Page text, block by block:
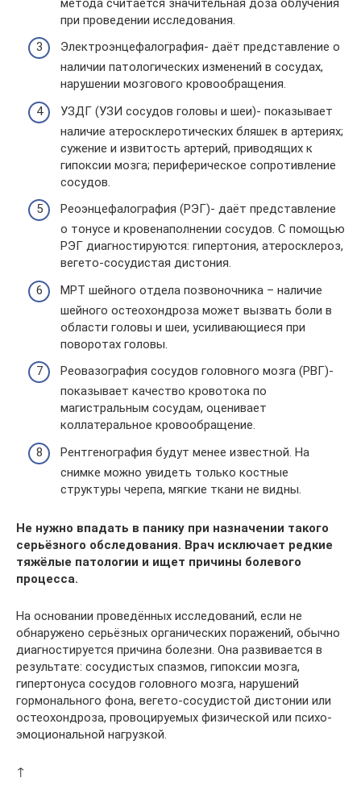
при проведении исследования.
Электроэнцефалография- даёт представление о
наличии патологических изменений в сосудах,
нарушении мозгового кровообращения.
УЗДГ (УЗИ сосудов головы и шеи)- показывает
наличие атеросклеротических бляшек в артериях;
сужение и извитость артерий, приводящих к
гипоксии мозга; периферическое сопротивление
сосудов.
Реоэнцефалография (РЭГ)- даёт представление
о тонусе и кровенаполнении сосудов. С помощью
РЭГ диагностируются: гипертония, атеросклероз,
вегето-сосудистая дистония.
МРТ шейного отдела позвоночника – наличие
шейного остеохондроза может вызвать боли в
области головы и шеи, усиливающиеся при
поворотах головы.
Реовазография сосудов головного мозга (РВГ)-
показывает качество кровотока по
магистральным сосудам, оценивает
коллатеральное кровообращение.
Рентгенография будут менее известной. На
снимке можно увидеть только костные
структуры черепа, мягкие ткани не видны.
Не нужно впадать в панику при назначении такого
серьёзного обследования. Врач исключает редкие
тяжёлые патологии и ищет причины болевого
процесса.
На основании проведённых исследований, если не
обнаружено серьёзных органических поражений, обычно
диагностируется причина болезни. Она развивается в
результате: сосудистых спазмов, гипоксии мозга,
гипертонуса сосудов головного мозга, нарушений
гормонального фона, вегето-сосудистой дистонии или
остеохондроза, провоцируемых физической или психо-
эмоциональной нагрузкой.
↑